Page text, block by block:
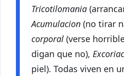
Tricotilomania
Acumulacion (no tirar
corporal (verse
digan que no),
piel). Todas viven en